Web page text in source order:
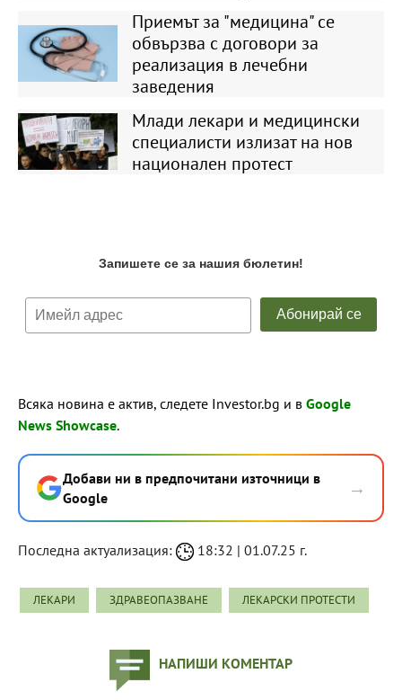
Приемът за "медицина" се
обвързва с договори за
реализация в лечебни
заведения
Млади лекари и медицински
специалисти излизат на нов
национален протест
Всяка новина е актив, следете Investor.bg и в Google
News Showcase.
Добави ни в предпочитани източници в
Google
→
Последна актуализация: 18:32 | 01.07.25 г.
ЛЕКАРИ ЗДРАВЕОПАЗВАНЕ ЛЕКАРСКИ ПРОТЕСТИ
НАПИШИ КОМЕНТАР